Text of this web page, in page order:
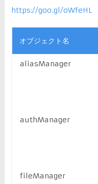
https://goo.gl/oWfeHL
オブジェクト名
aliasManager
authManager
fileManager